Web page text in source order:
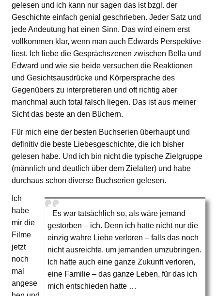
gelesen und ich kann nur sagen das ist bzgl. der
Geschichte einfach genial geschrieben. Jeder Satz und
jede Andeutung hat einen Sinn. Das wird einem erst
vollkommen klar, wenn man auch Edwards Perspektive
liest. Ich liebe die Gesprächszenen zwischen Bella und
Edward und wie sie beide versuchen die Reaktionen
und Gesichtsausdrücke und Körpersprache des
Gegenübers zu interpretieren und oft richtig aber
manchmal auch total falsch liegen. Das ist aus meiner
Sicht das beste an den Büchern.
Für mich eine der besten Buchserien überhaupt und
definitiv die beste Liebesgeschichte, die ich bisher
gelesen habe. Und ich bin nicht die typische Zielgruppe
(männlich und deutlich über dem Zielalter) und habe
durchaus schon diverse Buchserien gelesen.
Es war tatsächlich so, als wäre jemand
gestorben – ich. Denn ich hatte nicht nur die
einzig wahre Liebe verloren – falls das noch
nicht ausreichte, um jemanden umzubringen.
Ich hatte auch eine ganze Zukunft verloren,
eine Familie – das ganze Leben, für das ich
mich entschieden hatte …
Ich
habe
mir die
Filme
jetzt
noch
mal
angese